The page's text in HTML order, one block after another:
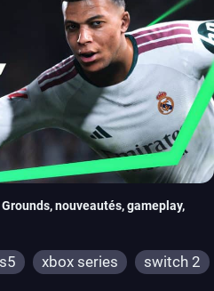
nouveautés, gameplay,
xbox series switch 2